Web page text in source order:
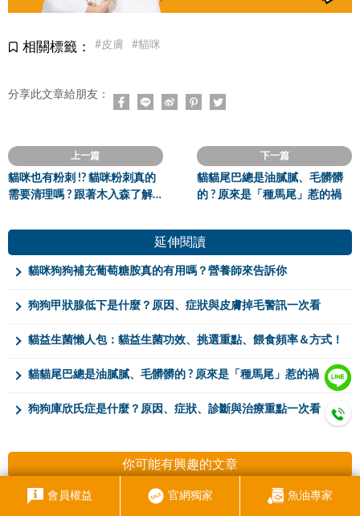
相關標籤： #皮膚 #貓咪
分享此文章給朋友：
上一篇
貓咪也有粉刺 !? 貓咪粉刺真的
需要清理嗎 ? 跟著木入森了解
大公開
下一篇
貓貓尾巴總是油膩膩、毛髒髒
的 ? 原來是「種馬尾」惹的禍
延伸閱讀
貓咪狗狗補充葡萄糖胺真的有用嗎？營養師來告訴你
狗狗甲狀腺低下是什麼？原因、症狀與皮膚掉毛警訊一次看
貓益生菌懶人包：貓益生菌功效、挑選重點、餵食頻率＆方式！
貓貓尾巴總是油膩膩、毛髒髒的 ? 原來是「種馬尾」惹的禍
狗狗庫欣氏症是什麼？原因、症狀、診斷與治療重點一次看
你可能有興趣的文章
會員權益 官網獨家 魚油專家